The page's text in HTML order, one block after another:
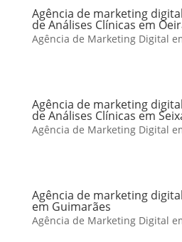
Agência de marketing
de Análises Clínicas em
Agência de Marketing Digital
Agência de marketing
de Análises Clínicas em
Agência de Marketing Digital
Agência de marketing
em Guimarães
Agência de Marketing Digital